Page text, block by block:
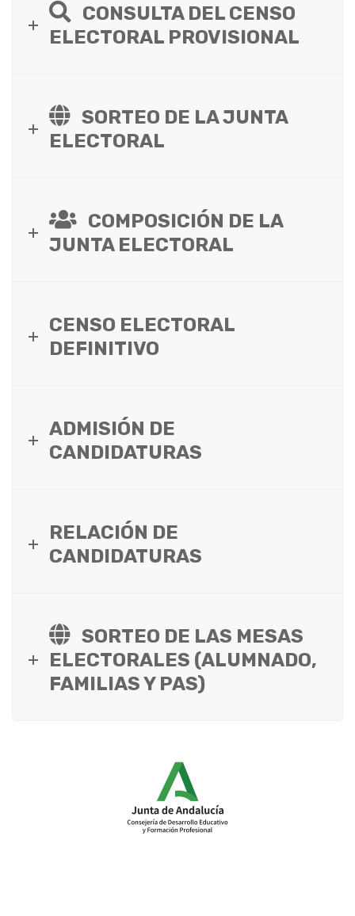
CONSULTA DEL CENSO
ELECTORAL PROVISIONAL
SORTEO DE LA JUNTA
ELECTORAL
COMPOSICIÓN DE LA
JUNTA ELECTORAL
CENSO ELECTORAL
DEFINITIVO
ADMISIÓN DE
CANDIDATURAS
RELACIÓN DE
CANDIDATURAS
SORTEO DE LAS MESAS
ELECTORALES (ALUMNADO,
FAMILIAS Y PAS)